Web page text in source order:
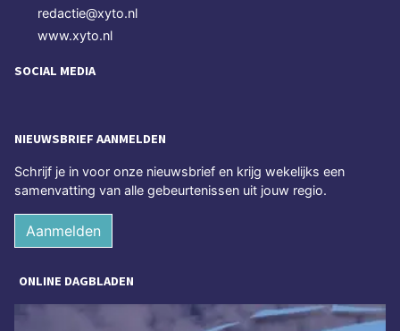
redactie@xyto.nl
www.xyto.nl
SOCIAL MEDIA
NIEUWSBRIEF AANMELDEN
Schrijf je in voor onze nieuwsbrief en krijg wekelijks een
samenvatting van alle gebeurtenissen uit jouw regio.
Aanmelden
ONLINE DAGBLADEN